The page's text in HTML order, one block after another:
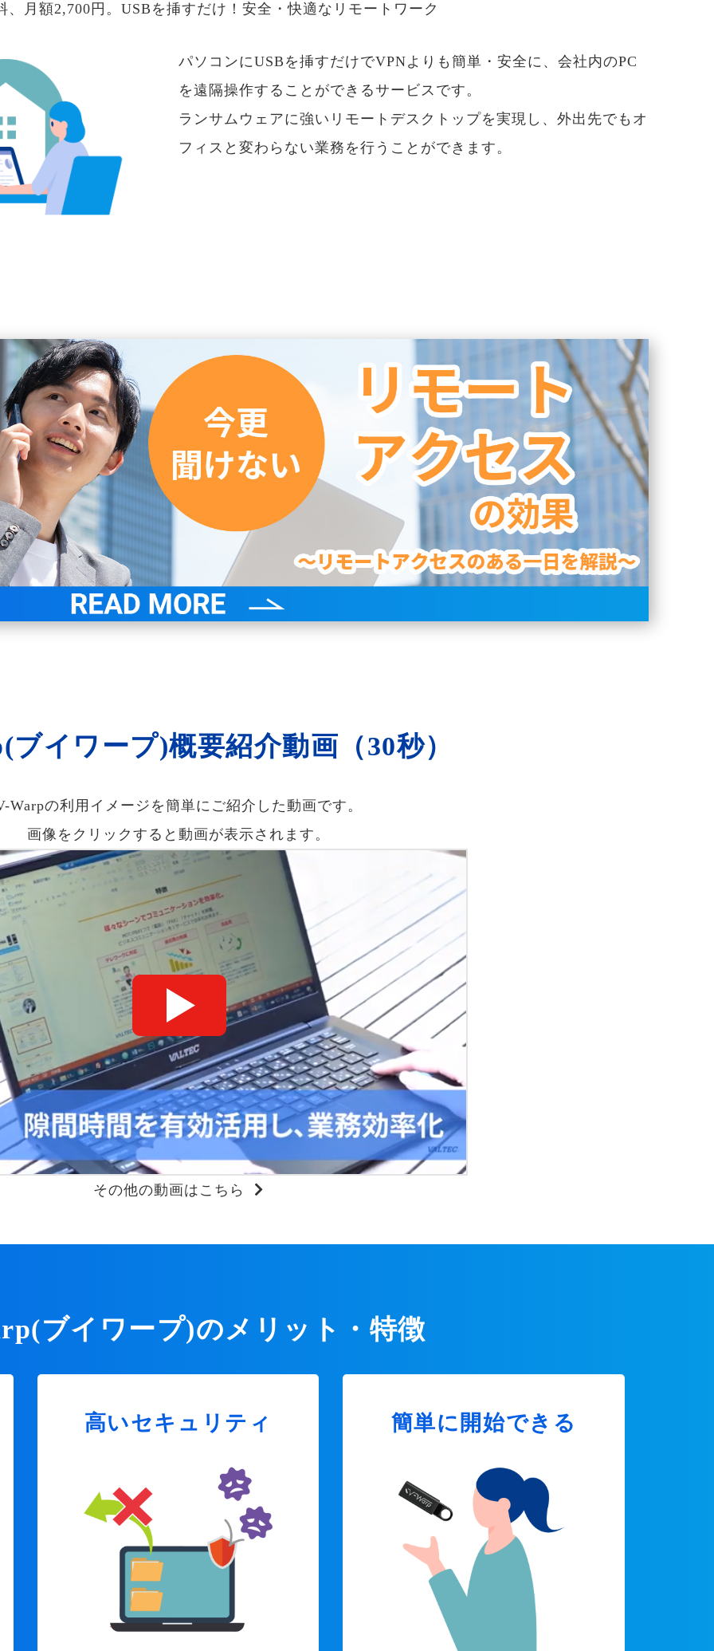
、月額2,700円。USBを挿すだけ！安全・快適なリモートワーク
パソコンにUSBを挿すだけでVPNよりも簡単・安全に、会社内のPC
を遠隔操作することができるサービスです。
ランサムウェアに強いリモートデスクトップを実現し、外出先でもオ
フィスと変わらない業務を行うことができます。
ブイワープ)概要紹介動画（30秒）
Warpの利用イメージを簡単にご紹介した動画です。
画像をクリックすると動画が表示されます。
その他の動画はこちら
ブイワープ)のメリット・特徴
高いセキュリティ 簡単に開始できる